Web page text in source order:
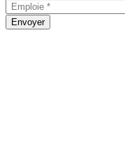
Envoyer